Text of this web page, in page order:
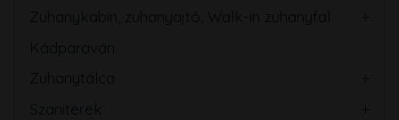
Zuhanykabin, zuhanyajtó, Walk-in zuhanyfal
Kádparaván
Zuhanytálca
Szaniterek